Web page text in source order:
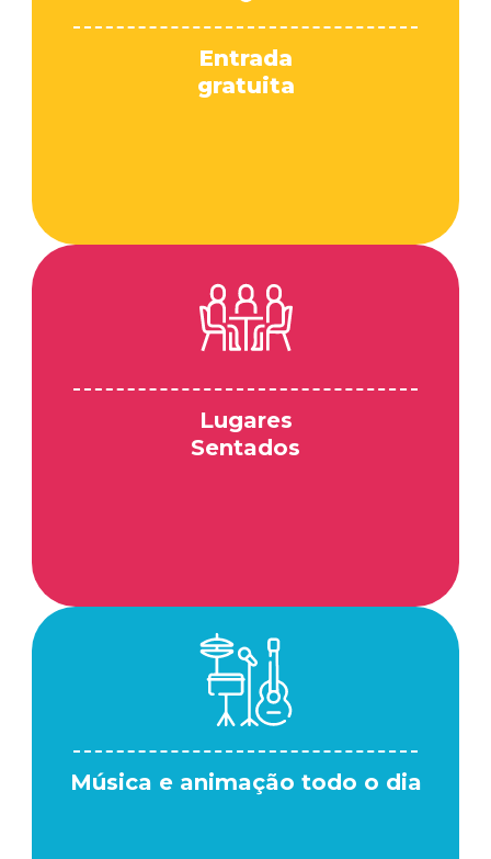
Entrada
gratuita
Lugares
Sentados
Música e animação todo o dia​